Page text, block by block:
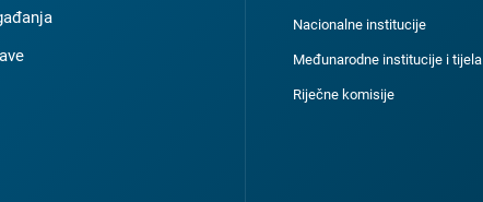
Nacionalne institucije
Međunarodne institucije i tijela
Riječne komisije